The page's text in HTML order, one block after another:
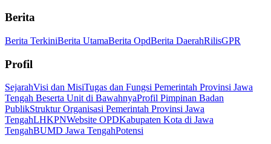
Berita
Berita TerkiniBerita UtamaBerita OpdBerita DaerahRilisGPR
Profil
SejarahVisi dan MisiTugas dan Fungsi Pemerintah Provinsi Jawa
Tengah Beserta Unit di BawahnyaProfil Pimpinan Badan
PublikStruktur Organisasi Pemerintah Provinsi Jawa
TengahLHKPNWebsite OPDKabupaten Kota di Jawa
TengahBUMD Jawa TengahPotensi